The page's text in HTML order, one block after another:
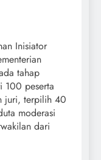
Inisiator
tahap
100 peserta
juri, terpilih 40
moderasi
dari